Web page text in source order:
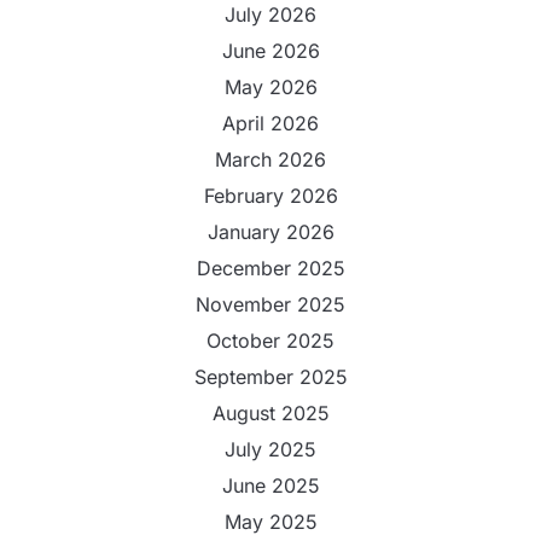
July 2026
June 2026
May 2026
April 2026
March 2026
February 2026
January 2026
December 2025
November 2025
October 2025
September 2025
August 2025
July 2025
June 2025
May 2025